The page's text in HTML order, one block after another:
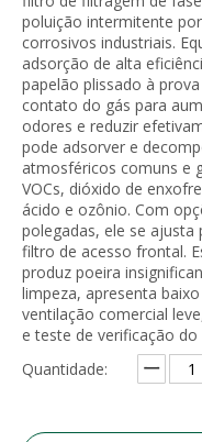
poluição intermitente
corrosivos industriais.
adsorção de alta
papelão plissado à
contato do gás para
odores e reduzir
pode adsorver e
atmosféricos comuns e
VOCs, dióxido de
ácido e ozônio. Com
polegadas, ele se ajusta
filtro de acesso frontal.
produz poeira
limpeza, apresenta
ventilação comercial
e teste de verificação
Quantidade: